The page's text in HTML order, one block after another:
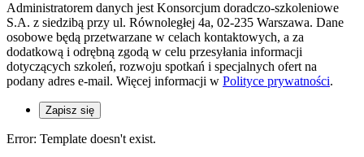
Administratorem danych jest Konsorcjum doradczo-szkoleniowe
S.A. z siedzibą przy ul. Równoległej 4a, 02-235 Warszawa. Dane
osobowe będą przetwarzane w celach kontaktowych, a za
dodatkową i odrębną zgodą w celu przesyłania informacji
dotyczących szkoleń, rozwoju spotkań i specjalnych ofert na
podany adres e-mail. Więcej informacji w Polityce prywatności.
Zapisz się
Error: Template doesn't exist.